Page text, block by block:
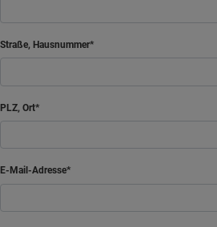
Straße, Hausnummer
PLZ, Ort
E-Mail-Adresse